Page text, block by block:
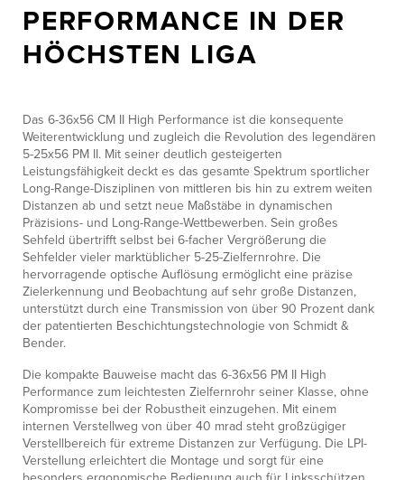
PERFORMANCE IN DER
HÖCHSTEN LIGA
Das 6-36x56 CM II High Performance ist die konsequente
Weiterentwicklung und zugleich die Revolution des legendären
5-25x56 PM II. Mit seiner deutlich gesteigerten
Leistungsfähigkeit deckt es das gesamte Spektrum sportlicher
Long-Range-Disziplinen von mittleren bis hin zu extrem weiten
Distanzen ab und setzt neue Maßstäbe in dynamischen
Präzisions- und Long-Range-Wettbewerben. Sein großes
Sehfeld übertrifft selbst bei 6-facher Vergrößerung die
Sehfelder vieler marktüblicher 5-25-Zielfernrohre. Die
hervorragende optische Auflösung ermöglicht eine präzise
Zielerkennung und Beobachtung auf sehr große Distanzen,
unterstützt durch eine Transmission von über 90 Prozent dank
der patentierten Beschichtungstechnologie von Schmidt &
Bender.
Die kompakte Bauweise macht das 6-36x56 PM II High
Performance zum leichtesten Zielfernrohr seiner Klasse, ohne
Kompromisse bei der Robustheit einzugehen. Mit einem
internen Verstellweg von über 40 mrad steht großzügiger
Verstellbereich für extreme Distanzen zur Verfügung. Die LPI-
Verstellung erleichtert die Montage und sorgt für eine